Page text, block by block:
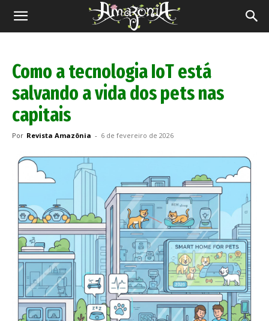
Revista
Como a tecnologia IoT está
salvando a vida dos pets nas
capitais
Por Revista Amazônia - 6 de fevereiro de 2026